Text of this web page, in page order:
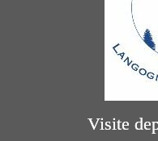
Visite